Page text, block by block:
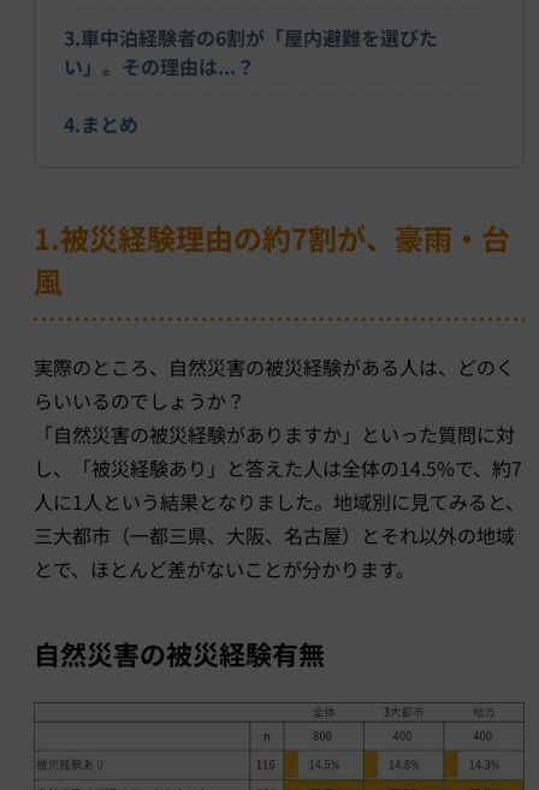
3.車中泊経験者の6割が「屋内避難を選びた
い」。その理由は...？
4.まとめ
1.被災経験理由の約7割が、豪雨・台
風
実際のところ、自然災害の被災経験がある人は、どのく
らいいるのでしょうか？
「自然災害の被災経験がありますか」といった質問に対
し、「被災経験あり」と答えた人は全体の14.5%で、約7
人に1人という結果となりました。地域別に見てみると、
三大都市（一都三県、大阪、名古屋）とそれ以外の地域
とで、ほとんど差がないことが分かります。
自然災害の被災経験有無